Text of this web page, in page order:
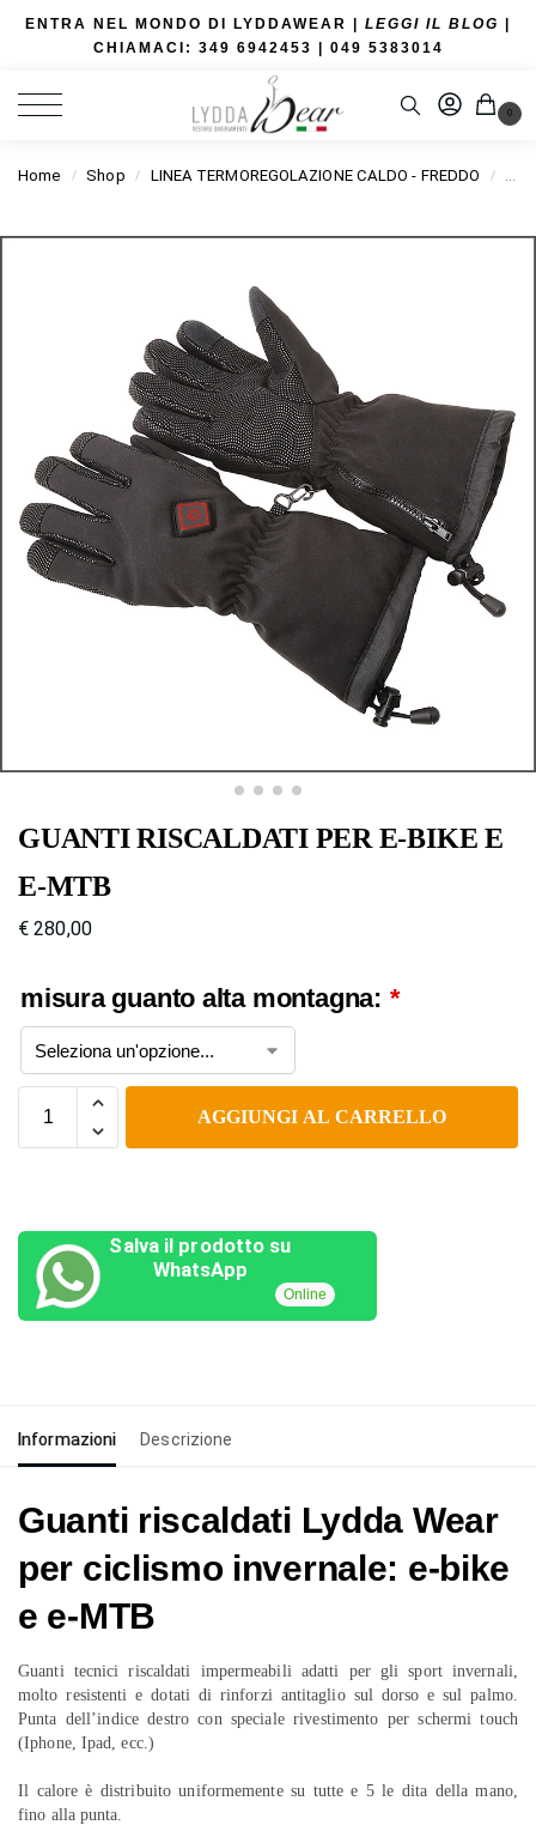
ENTRA NEL MONDO DI LYDDAWEAR | LEGGI IL BLOG |
CHIAMACI: 349 6942453 | 049 5383014
0
Home / Shop / LINEA TERMOREGOLAZIONE CALDO - FREDDO /
GUANTI RISCALDATI PER E-BIKE E
E-MTB
€ 280,00
misura guanto alta montagna: *
AGGIUNGI AL CARRELLO
Salva il prodotto su
WhatsApp
Online
Informazioni Descrizione
Guanti riscaldati Lydda Wear
per ciclismo invernale: e-bike
e e-MTB
Guanti tecnici riscaldati impermeabili adatti per gli sport invernali,
molto resistenti e dotati di rinforzi antitaglio sul dorso e sul palmo.
Punta dell’indice destro con speciale rivestimento per schermi touch
(Iphone, Ipad, ecc.)
Il calore è distribuito uniformemente su tutte e 5 le dita della mano,
fino alla punta.